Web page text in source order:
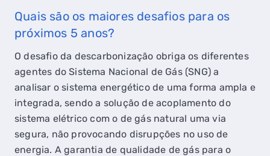
Quais são os maiores desafios para os
próximos 5 anos?
O desafio da descarbonização obriga os diferentes
agentes do Sistema Nacional de Gás (SNG) a
analisar o sistema energético de uma forma ampla e
integrada, sendo a solução de acoplamento do
sistema elétrico com o de gás natural uma via
segura, não provocando disrupções no uso de
energia. A garantia de qualidade de gás para o